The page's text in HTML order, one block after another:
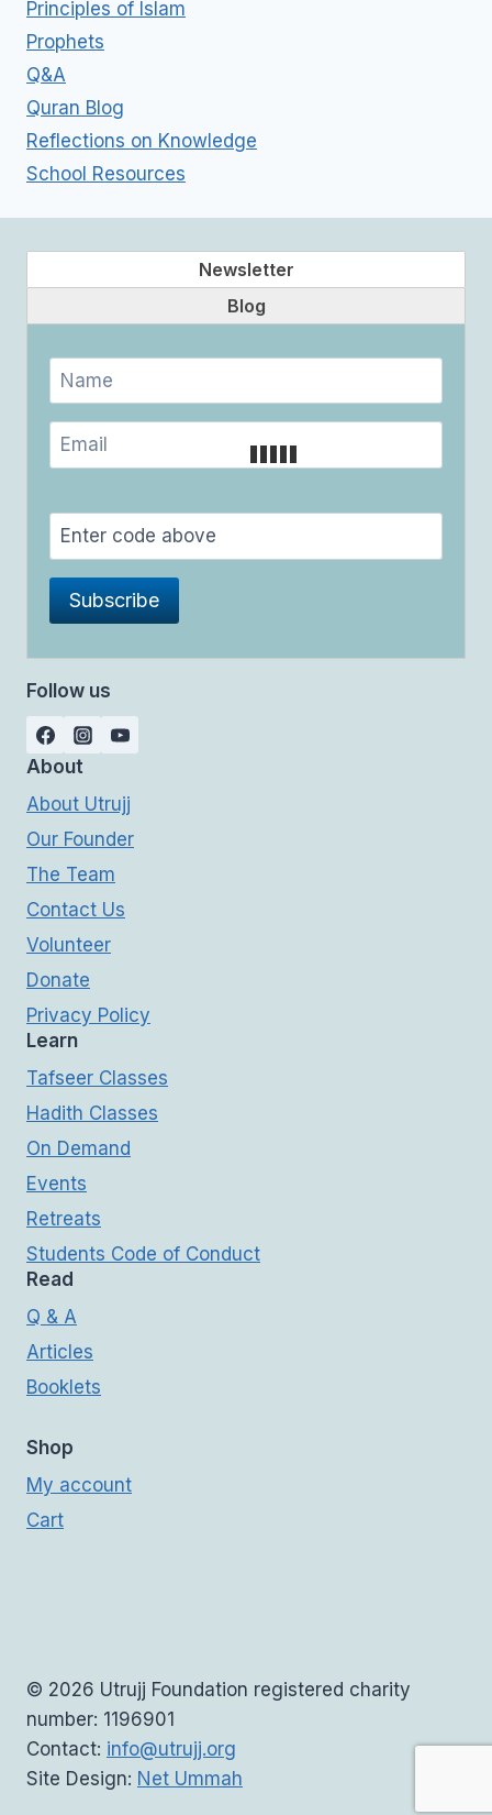
Principles of Islam
Prophets
Q&A
Quran Blog
Reflections on Knowledge
School Resources
Newsletter
Blog
Follow us
About
About Utrujj
Our Founder
The Team
Contact Us
Volunteer
Donate
Privacy Policy
Learn
Tafseer Classes
Hadith Classes
On Demand
Events
Retreats
Students Code of Conduct
Read
Q & A
Articles
Booklets
Shop
My account
Cart
© 2026 Utrujj Foundation registered charity
number: 1196901
Contact: info@utrujj.org
Site Design: Net Ummah